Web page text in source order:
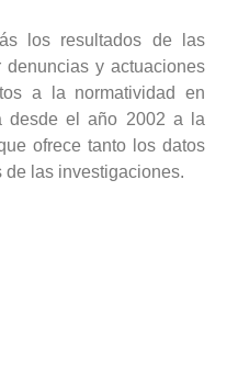
los resultados de las
denuncias y actuaciones
a la normatividad en
desde el año 2002 a la
ofrece tanto los datos
las investigaciones.